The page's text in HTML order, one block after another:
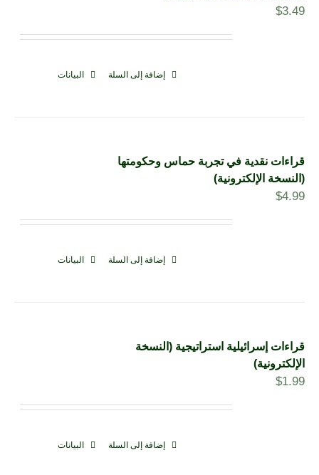
$3.49
إضافة إلى السلة البيانات
قراءات نقدية في تجربة حماس وحكومتها
(النسخة الإلكترونية)
$4.99
إضافة إلى السلة البيانات
قراءات إسرائيلية استراتيجية (النسخة
الإلكترونية)
$1.99
إضافة إلى السلة البيانات